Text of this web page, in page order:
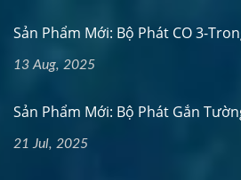
Sản Phẩm Mới: Bộ Phát CO 3-
13 Aug, 2025
Sản Phẩm Mới: Bộ Phát Gắn
21 Jul, 2025